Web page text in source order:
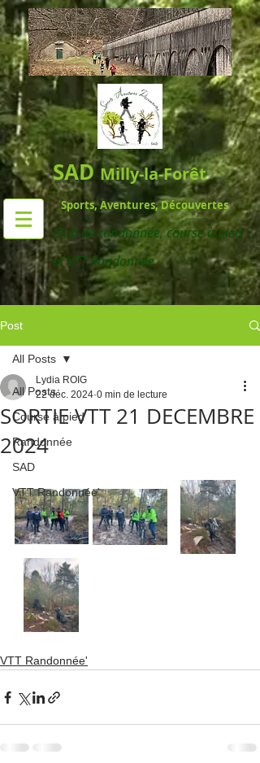
SADMilly-la-Forêt
Sports, Aventures, Découvertes
Club de randonnée,course à pied
et VTT Randonnée
Post
All Posts
Course à pied
Randonnée
SAD
VTT Randonnée'
All Posts
SORTIE VTT 21 DECEMBRE
2024
Lydia ROIG
22 déc. 2024 0 min de lecture
VTT Randonnée'